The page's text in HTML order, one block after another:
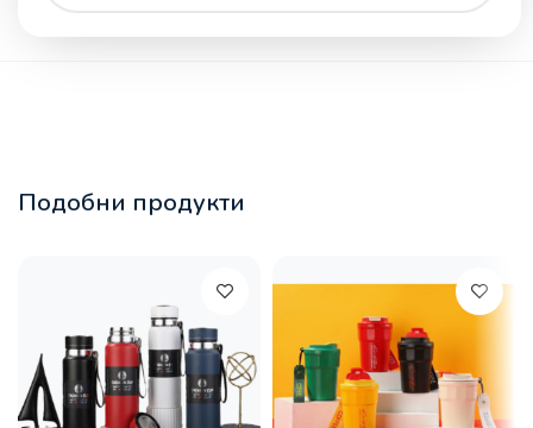
Подобни продукти